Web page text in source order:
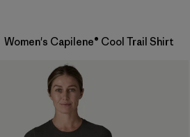
Women's Capilene® Cool Trail Shirt